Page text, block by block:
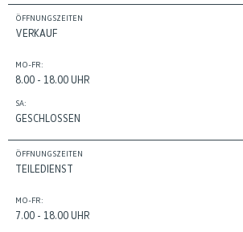
ÖFFNUNGSZEITEN
VERKAUF
MO-FR:
8.00 - 18.00 UHR
SA:
GESCHLOSSEN
ÖFFNUNGSZEITEN
TEILEDIENST
MO-FR:
7.00 - 18.00 UHR